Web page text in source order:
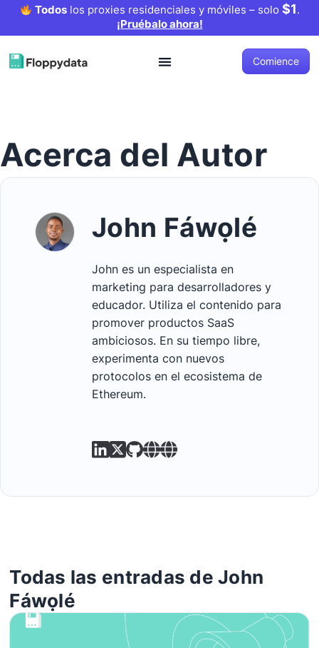
Todoslos proxies residenciales y móviles – solo $1.
¡Pruébalo ahora!
Comience
Acerca del Autor
John Fáwọlé
John es un especialista en
marketing para desarrolladores y
educador. Utiliza el contenido para
promover productos SaaS
ambiciosos. En su tiempo libre,
experimenta con nuevos
protocolos en el ecosistema de
Ethereum.
Todas las entradas de John
Fáwọlé